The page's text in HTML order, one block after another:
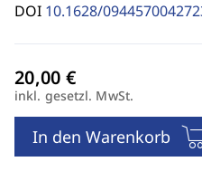
DOI 10.1628/
inkl. gesetzl. MwSt.
In den Warenkorb